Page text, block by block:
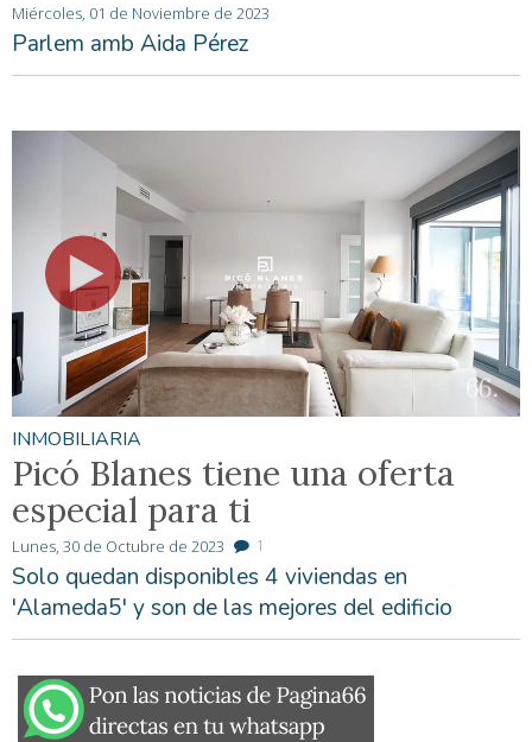
Miércoles, 01 de Noviembre de 2023
Parlem amb Aida Pérez
INMOBILIARIA
Picó Blanes tiene una oferta
especial para ti
Lunes, 30 de Octubre de 2023 1
Solo quedan disponibles 4 viviendas en
'Alameda5' y son de las mejores del edificio